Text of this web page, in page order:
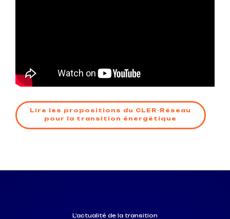
Lire les propositions du CLER-Réseau
pour la transition énergétique
L'actualité de la transition